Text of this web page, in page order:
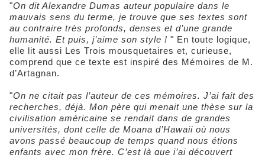
"On dit Alexandre Dumas auteur populaire dans le
mauvais sens du terme, je trouve que ses textes sont
au contraire très profonds, denses et d’une grande
humanité. Et puis, j’aime son style ! " En toute logique,
elle lit aussi Les Trois mousquetaires et, curieuse,
comprend que ce texte est inspiré des Mémoires de M.
d’Artagnan.
"On ne citait pas l’auteur de ces mémoires. J’ai fait des
recherches, déjà. Mon père qui menait une thèse sur la
civilisation américaine se rendait dans de grandes
universités, dont celle de Moana d’Hawaii où nous
avons passé beaucoup de temps quand nous étions
enfants avec mon frère. C’est là que j’ai découvert